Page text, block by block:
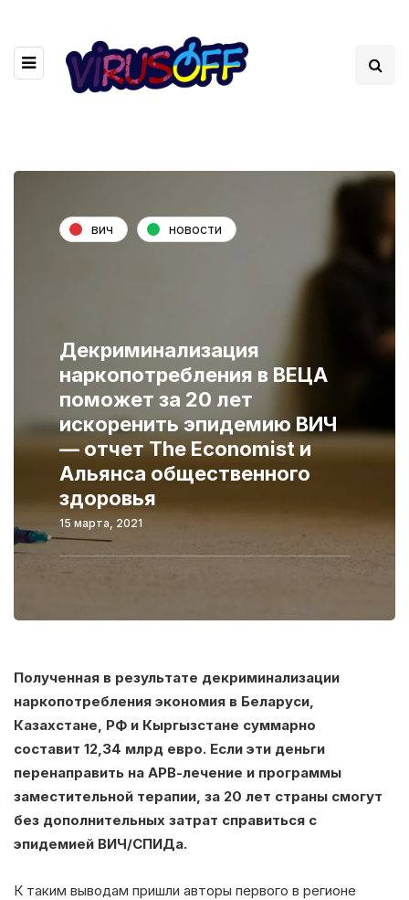
вич новости
Декриминализация
наркопотребления в ВЕЦА
поможет за 20 лет
искоренить эпидемию ВИЧ
— отчет The Economist и
Альянса общественного
здоровья
15 марта, 2021
Полученная в результате декриминализации
наркопотребления экономия в Беларуси,
Казахстане, РФ и Кыргызстане суммарно
составит 12,34 млрд евро. Если эти деньги
перенаправить на АРВ-лечение и программы
заместительной терапии, за 20 лет страны смогут
без дополнительных затрат справиться с
эпидемией ВИЧ/СПИДа.
К таким выводам пришли авторы первого в регионе